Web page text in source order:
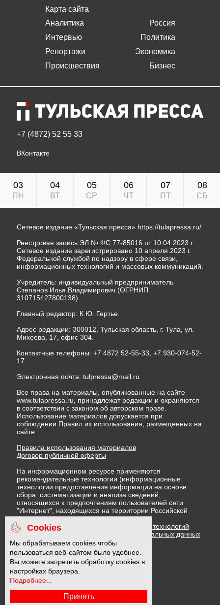
Карта сайта
Аналитика
Интервью
Репортажи
Происшествия
Россия
Политика
Экономика
Бизнес
+7 (4872) 52 55 33
ВКонтакте
03
ПН
04
ВТ
05
СР
06
ЧТ
07
ПТ
08
СБ
Сетевое издание «Тульская пресса» https://tulapressa.ru/
Реестровая запись ЭЛ № ФС 77-85016 от 10.04.2023 г.
Сетевое издание зарегистрировано 10 апреля 2023 г.
Федеральной службой по надзору в сфере связи,
информационных технологий и массовых коммуникаций.
Учредитель: индивидуальный предприниматель
Степанов Илья Владимирович (ОГРНИП
310715427800138).
Главный редактор: К.Ю. Гертье.
Адрес редакции: 300012, Тульская область, г. Тула, ул.
Михеева, 17, офис 304.
Контактные телефоны: +7 4872 52-55-33, +7 930-074-52-
17
Электронная почта: tulpressa@mail.ru
Все права на материалы, опубликованные на сайте
www.tulapressa.ru, принадлежат редакции и охраняются
в соответствии с законом об авторском праве.
Использование материалов допускается при
соблюдении Правил их использования, размещенных на
сайте.
Правила использования материалов
Договор публичной оферты
На информационном ресурсе применяются
рекомендательные технологии (информационные
технологии предоставления информации на основе
сбора, систематизации и анализа сведений,
относящихся к предпочтениям пользователей сети
"Интернет", находящихся на территории Российской
Федерации)
Правила применения рекомендательных технологий
Политика в отношении обработки персональных данных
Политика обработки файлов cookie
16 +
Cookies
Мы обрабатываем cookies чтобы
пользоваться веб-сайтом было удобнее.
Вы можете запретить обработку cookies в
настройках браузера.
Подробнее...
Принять